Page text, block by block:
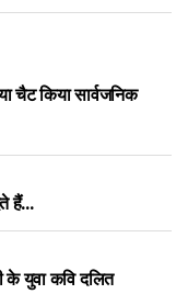
चैट किया सार्वजनिक
हैं…
के युवा कवि दलित